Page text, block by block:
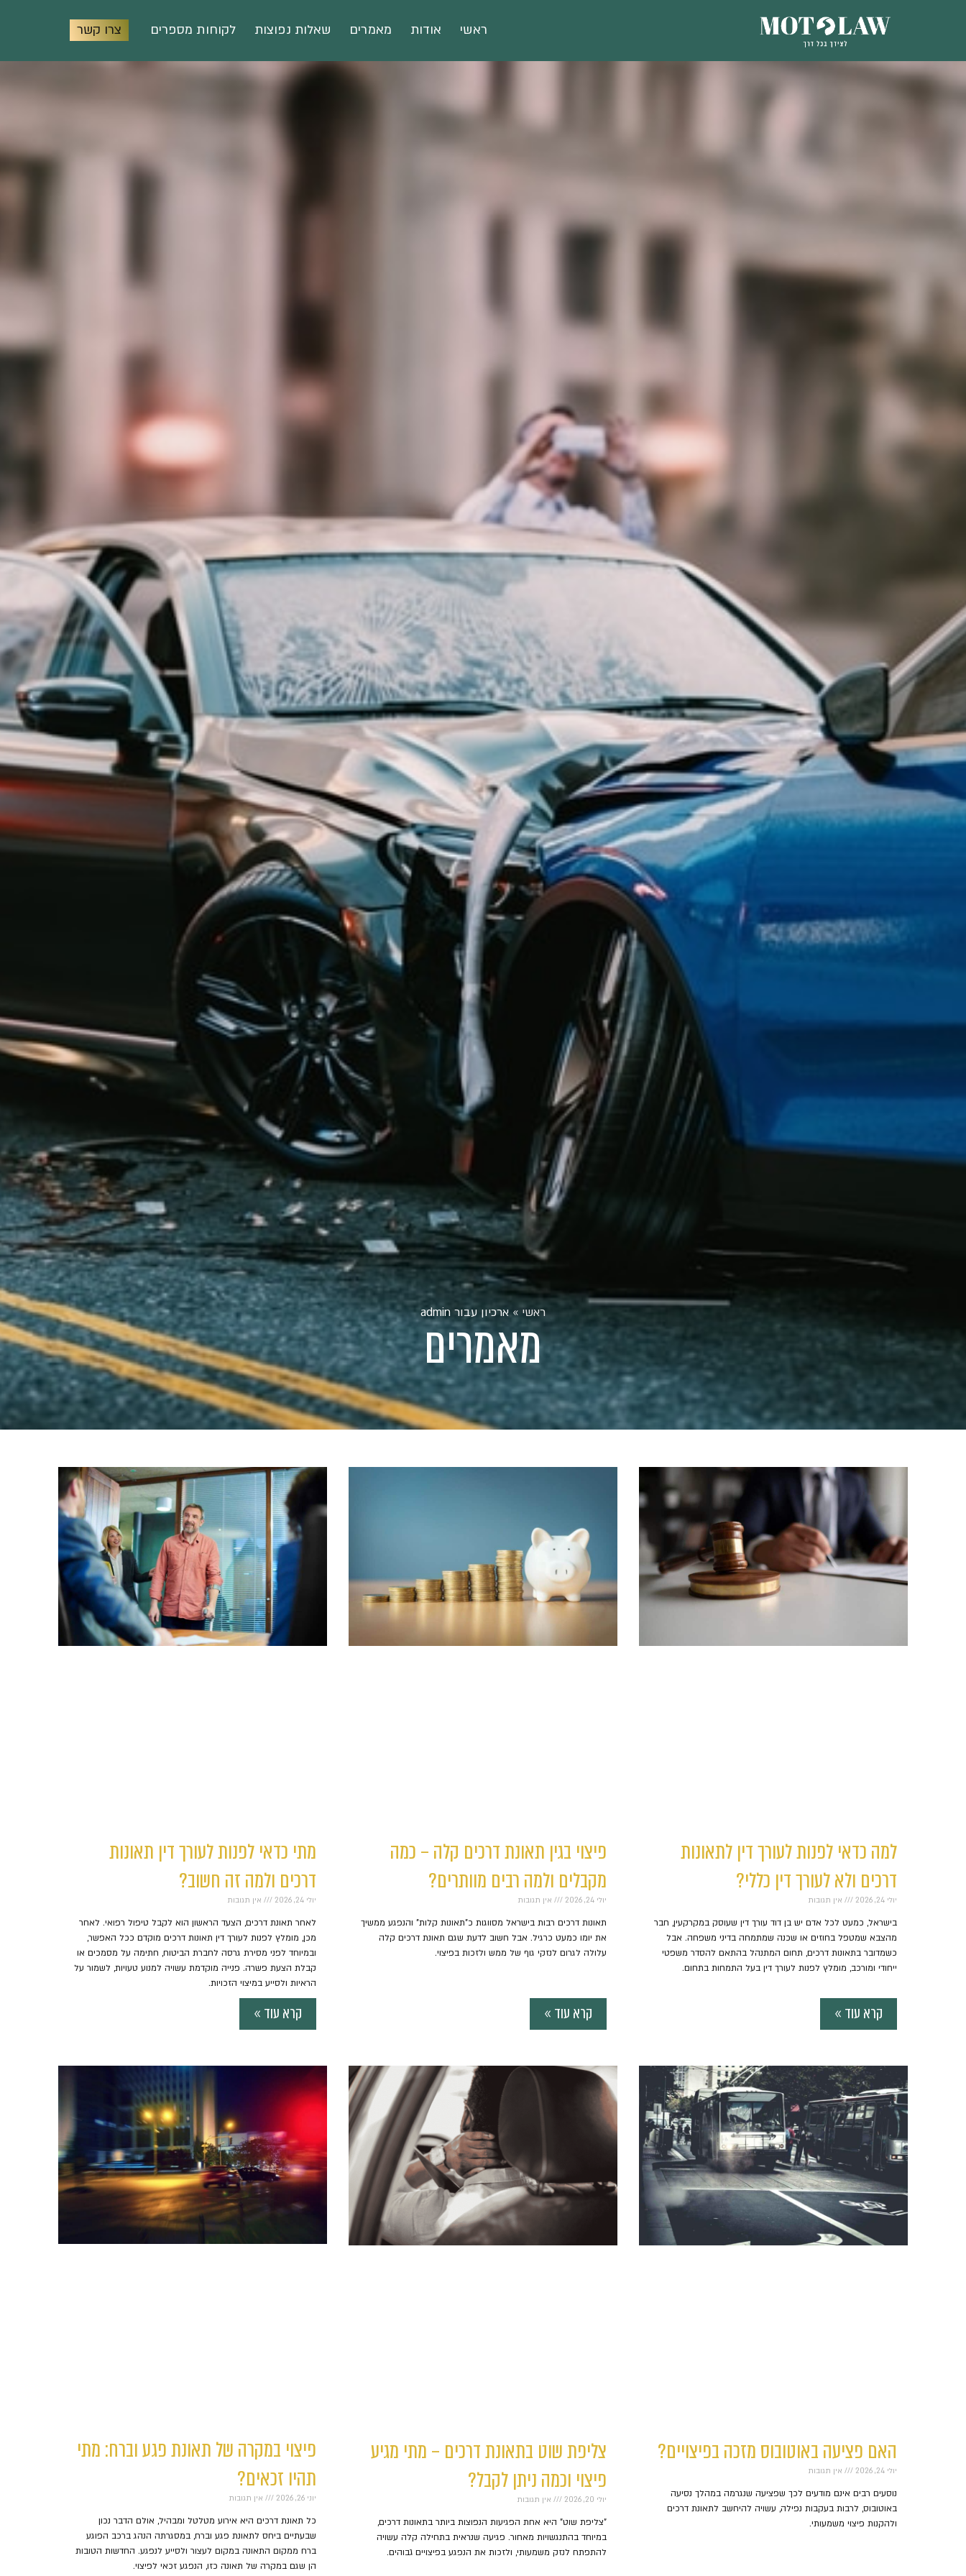
ראשי אודות מאמרים שאלות נפוצות לקוחות מספרים צרו קשר
ראשי»ארכיון עבור admin
מאמרים
למה כדאי לפנות לעורך דין לתאונות
דרכים ולא לעורך דין כללי?
יולי 24, 2026 אין תגובות
בישראל, כמעט לכל אדם יש בן דוד עורך דין שעוסק במקרקעין, חבר
מהצבא שמטפל בחוזים או שכנה שמתמחה בדיני משפחה. אבל
כשמדובר בתאונות דרכים, תחום המתנהל בהתאם להסדר משפטי
ייחודי ומורכב, מומלץ לפנות לעורך דין בעל התמחות בתחום.
קרא עוד »
פיצוי בגין תאונת דרכים קלה – כמה
מקבלים ולמה רבים מוותרים?
יולי 24, 2026 אין תגובות
תאונות דרכים רבות בישראל מסווגות כ"תאונות קלות" והנפגע ממשיך
את יומו כמעט כרגיל. אבל חשוב לדעת שגם תאונת דרכים קלה
עלולה לגרום לנזקי גוף של ממש ולזכות בפיצוי.
קרא עוד »
מתי כדאי לפנות לעורך דין תאונות
דרכים ולמה זה חשוב?
יולי 24, 2026 אין תגובות
לאחר תאונת דרכים, הצעד הראשון הוא לקבל טיפול רפואי. לאחר
מכן, מומלץ לפנות לעורך דין תאונות דרכים מוקדם ככל האפשר,
ובמיוחד לפני מסירת גרסה לחברת הביטוח, חתימה על מסמכים או
קבלת הצעת פשרה. פנייה מוקדמת עשויה למנוע טעויות, לשמור על
הראיות ולסייע במיצוי הזכויות.
קרא עוד »
האם פציעה באוטובוס מזכה בפיצויים?
יולי 24, 2026 אין תגובות
נוסעים רבים אינם מודעים לכך שפציעה שנגרמה במהלך נסיעה
באוטובוס, לרבות בעקבות נפילה, עשויה להיחשב לתאונת דרכים
ולהקנות פיצוי משמעותי.
צליפת שוט בתאונת דרכים – מתי מגיע
פיצוי וכמה ניתן לקבל?
יולי 20, 2026 אין תגובות
"צליפת שוט" היא אחת הפגיעות הנפוצות ביותר בתאונות דרכים,
במיוחד בהתנגשויות מאחור. פגיעה שנראית בתחילה קלה עשויה
להתפתח לנזק משמעותי, ולזכות את הנפגע בפיצויים גבוהים.
פיצוי במקרה של תאונת פגע וברח: מתי
תהיו זכאים?
יוני 26, 2026 אין תגובות
כל תאונת דרכים היא אירוע מטלטל ומבהיל, אולם הדבר נכון
שבעתיים ביחס לתאונת פגע וברח, במסגרתה הנהג ברכב הפוגע
ברח ממקום התאונה במקום לעצור ולסייע לנפגע. החדשות הטובות
הן שגם במקרה של תאונה כזו, הנפגע זכאי לפיצוי.